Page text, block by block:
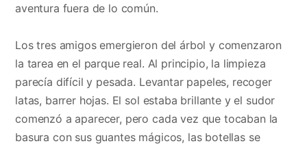
aventura fuera de lo común.
Los tres amigos emergieron del árbol y comenzaron
la tarea en el parque real. Al principio, la limpieza
parecía difícil y pesada. Levantar papeles, recoger
latas, barrer hojas. El sol estaba brillante y el sudor
comenzó a aparecer, pero cada vez que tocaban la
basura con sus guantes mágicos, las botellas se